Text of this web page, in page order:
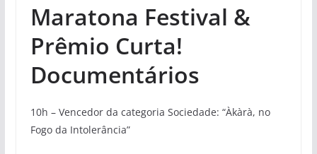
Maratona Festival &
Prêmio Curta!
Documentários
10h – Vencedor da categoria Sociedade: “Àkàrà, no
Fogo da Intolerância”